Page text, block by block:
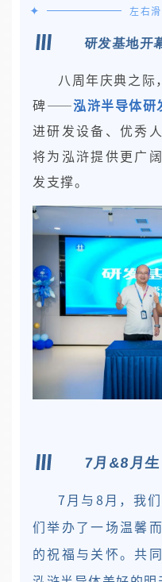
✦ 左右
研发基地开
八周年庆典之际
碑——泓浒半导体研
进研发设备、优秀
将为泓浒提供更广
发支撑。
7月&8月
7月与8月，我
们举办了一场温馨
的祝福与关怀。共